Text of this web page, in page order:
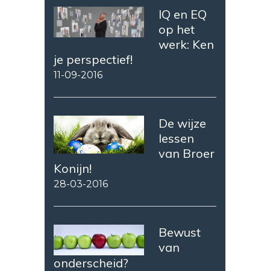
IQ en EQ
op het
werk: Ken
je perspectief!
11-09-2016
De wijze
lessen
van Broer
Konijn!
28-03-2016
Bewust
van
onderscheid?